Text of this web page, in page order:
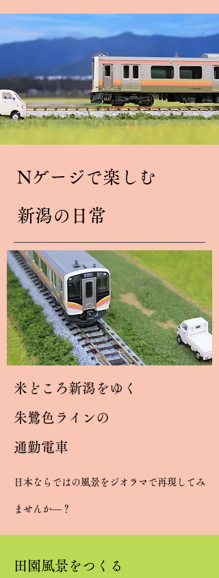
Nゲージで楽しむ
新潟の日常
米どころ新潟をゆく
朱鷺色ラインの
通勤電車
日本ならではの風景をジオラマで再現してみ
ませんか―？
田園風景をつくる